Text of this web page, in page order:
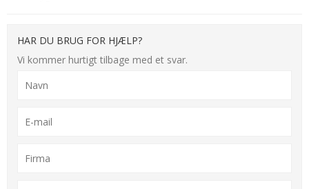
HAR DU BRUG FOR HJÆLP?
Vi kommer hurtigt tilbage med et svar.